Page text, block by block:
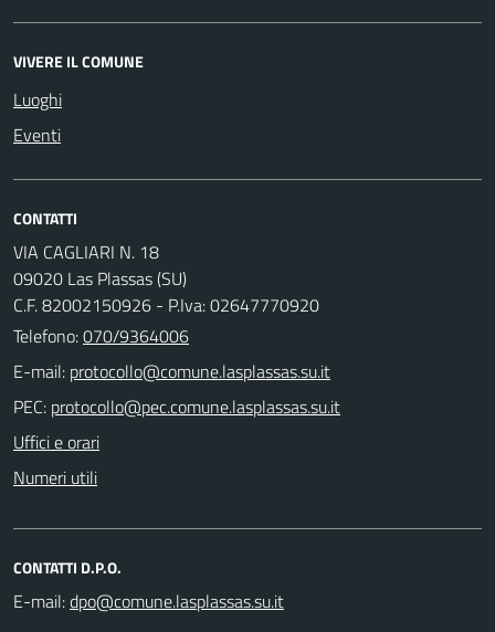
VIVERE IL COMUNE
Luoghi
Eventi
CONTATTI
VIA CAGLIARI N. 18
09020 Las Plassas (SU)
C.F. 82002150926 - P.Iva: 02647770920
Telefono:070/9364006
E-mail:
PEC:
Uffici e orari
Numeri utili
CONTATTI D.P.O.
E-mail: